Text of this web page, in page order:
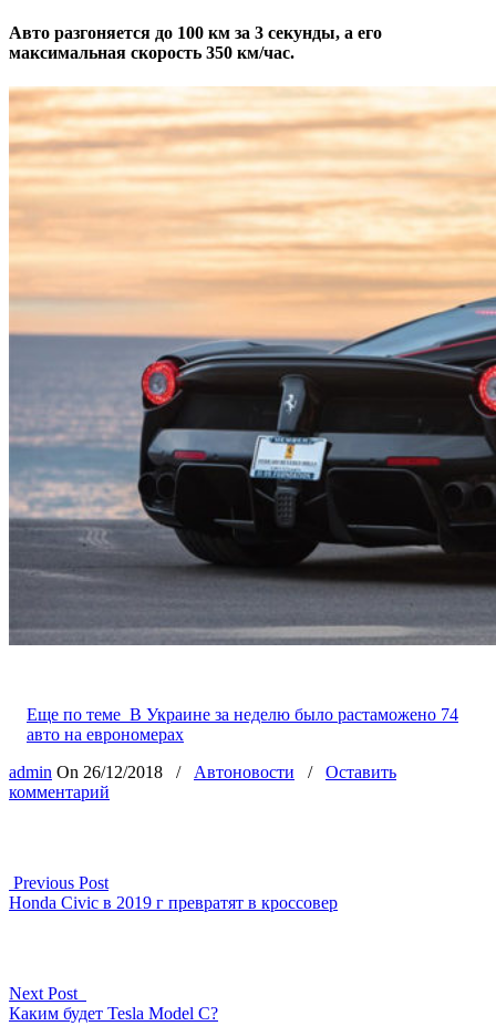
Авто разгоняется до 100 км за 3 секунды, а его
максимальная скорость 350 км/час.
Еще по теме В Украине за неделю было растаможено 74
авто на еврономерах
admin On 26/12/2018 / Автоновости / Оставить
комментарий
Previous Post
Honda Civic в 2019 г превратят в кроссовер
Next Post
Каким будет Tesla Model C?